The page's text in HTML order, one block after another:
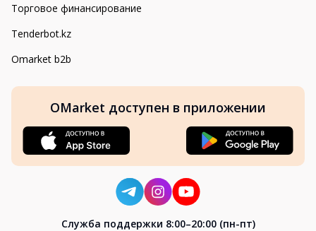
Торговое финансирование
Tenderbot.kz
Omarket b2b
OMarket доступен в приложении
Cлужба поддержки 8:00–20:00 (пн-пт)